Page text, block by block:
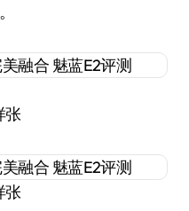
张
张